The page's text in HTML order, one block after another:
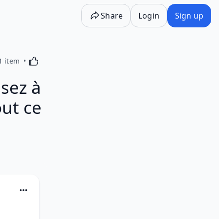
Share Login Sign up
item Activating this element will cause content on the
à
ce